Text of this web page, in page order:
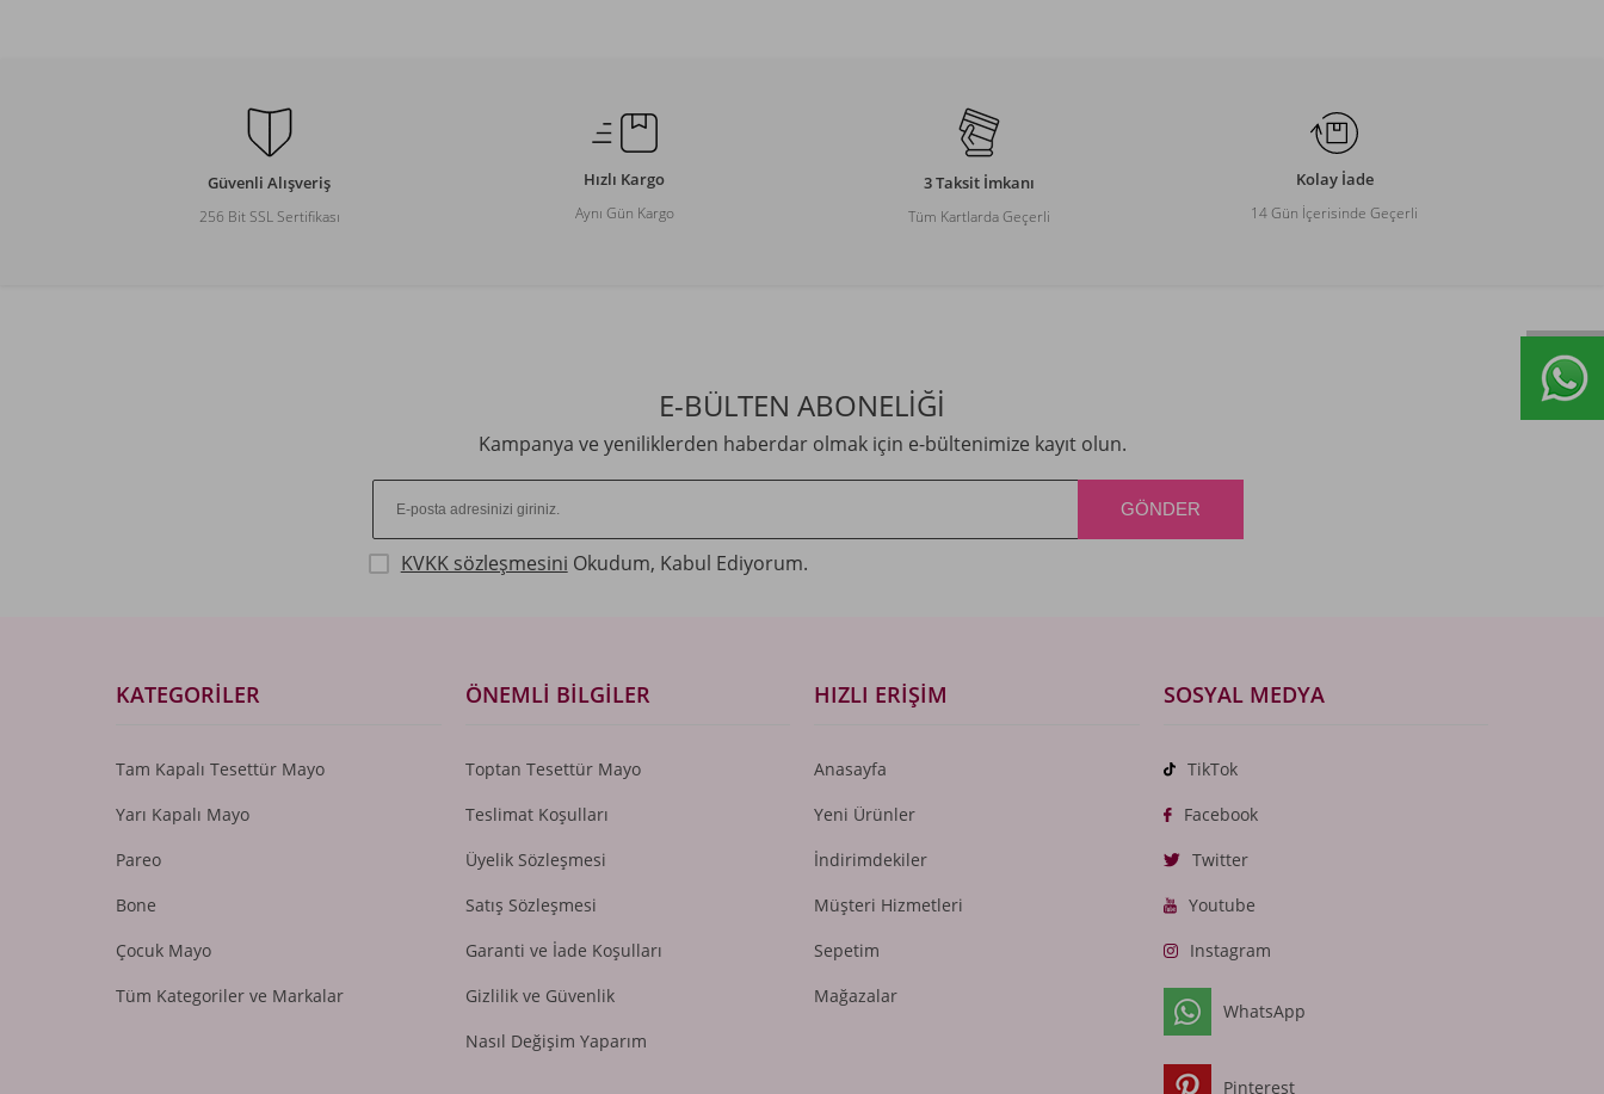
Güvenli Alışveriş
256 Bit SSL Sertifikası
Hızlı Kargo
Aynı Gün Kargo
3 Taksit İmkanı
Tüm Kartlarda Geçerli
Kolay İade
14 Gün İçerisinde Geçerli
E-BÜLTEN ABONELİĞİ
Kampanya ve yeniliklerden haberdar olmak için e-bültenimize kayıt olun.
KVKK sözleşmesini Okudum, Kabul Ediyorum.
KATEGORILER
Tam Kapalı Tesettür Mayo
Yarı Kapalı Mayo
Pareo
Bone
Çocuk Mayo
Tüm Kategoriler ve Markalar
ÖNEMLI BILGILER
Toptan Tesettür Mayo
Teslimat Koşulları
Üyelik Sözleşmesi
Satış Sözleşmesi
Garanti ve İade Koşulları
Gizlilik ve Güvenlik
Nasıl Değişim Yaparım
HIZLI ERIŞIM
Anasayfa
Yeni Ürünler
İndirimdekiler
Müşteri Hizmetleri
Sepetim
Mağazalar
SOSYAL MEDYA
TikTok
Facebook
Twitter
Youtube
Instagram
WhatsApp
Pinterest